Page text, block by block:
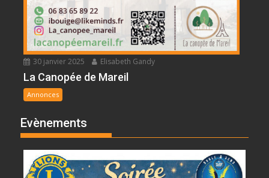
30 janvier 2025 Elisabeth Gandy
La Canopée de Mareil
Annonces
Evènements